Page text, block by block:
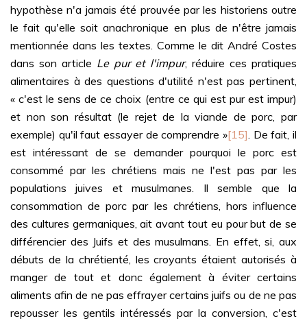
hypothèse n'a jamais été prouvée par les historiens outre
le fait qu'elle soit anachronique en plus de n'être jamais
mentionnée dans les textes. Comme le dit André Costes
dans son article Le pur et l'impur, réduire ces pratiques
alimentaires à des questions d'utilité n'est pas pertinent,
« c'est le sens de ce choix (entre ce qui est pur est impur)
et non son résultat (le rejet de la viande de porc, par
exemple) qu'il faut essayer de comprendre »[15]. De fait, il
est intéressant de se demander pourquoi le porc est
consommé par les chrétiens mais ne l'est pas par les
populations juives et musulmanes. Il semble que la
consommation de porc par les chrétiens, hors influence
des cultures germaniques, ait avant tout eu pour but de se
différencier des Juifs et des musulmans. En effet, si, aux
débuts de la chrétienté, les croyants étaient autorisés à
manger de tout et donc également à éviter certains
aliments afin de ne pas effrayer certains juifs ou de ne pas
repousser les gentils intéressés par la conversion, c'est